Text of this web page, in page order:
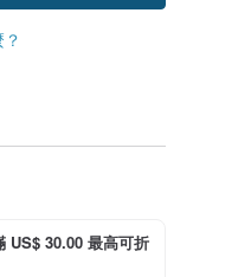
US$ 30.00 最高可折